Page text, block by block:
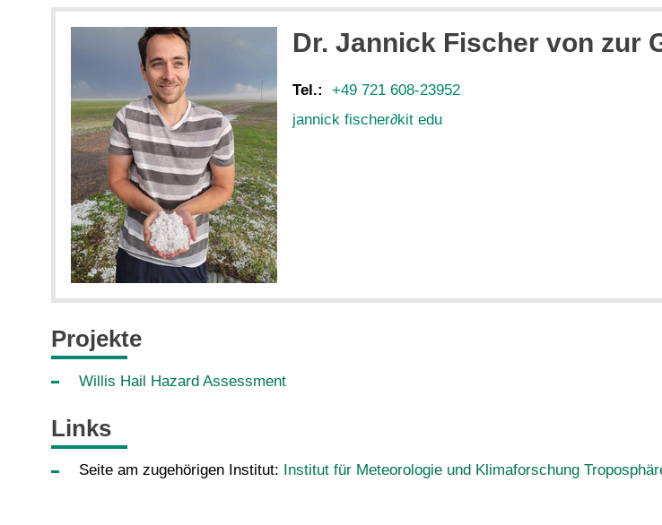
Dr. Jannick Fischer von zur
Tel.:
+49 721 608-23952
jannick fischer∂kit edu
Projekte
Willis Hail Hazard Assessment
Links
Seite am zugehörigen Institut: Institut für Meteorologie und Klimaforschung